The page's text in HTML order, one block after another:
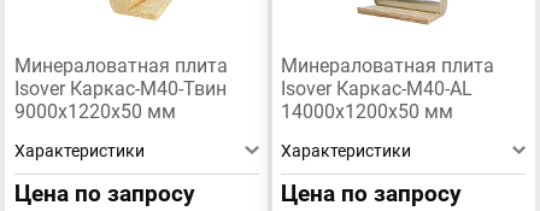
Минераловатная плита
Isover Каркас-М40-Твин
9000х1220х50 мм
Характеристики
Цена по запросу
Минераловатная плита
Isover Каркас-М40-AL
14000х1200х50 мм
Характеристики
Цена по запросу